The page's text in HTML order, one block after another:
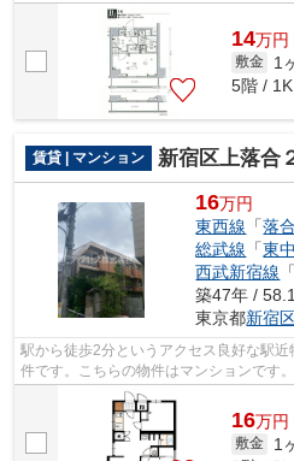
です。デザイナーズマンションは独創的で
14万円
敷金 1
5階 /
賃貸 | マンション 新宿区上落合
16万円
東西線 「落合
総武線 「東
西武新宿線
築47年 /
東京都新宿
駅から徒歩2分というアクセス良好な駅
件です。こちらの物件はマンションです
めたい方は当社スタッフまでご連絡くだ...
16万円
敷金 1